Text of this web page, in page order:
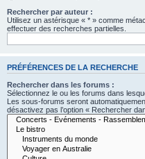
Rechercher par auteur :
Utilisez un astérisque « * » comme
effectuer des recherches partielles.
PRÉFÉRENCES DE LA RECHERCHE
Rechercher dans les forums :
Sélectionnez le ou les forums dans
Les sous-forums seront
désactivez pas l’option « Rechercher